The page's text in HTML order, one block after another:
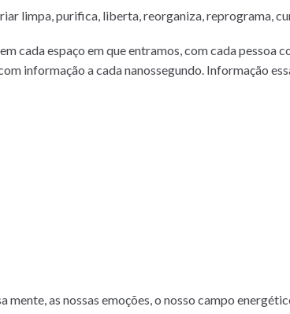
limpa, purifica, liberta, reorganiza, reprograma,
cada espaço em que entramos, com cada pessoa
informação a cada nanossegundo. Informação
as nossas emoções, o nosso campo